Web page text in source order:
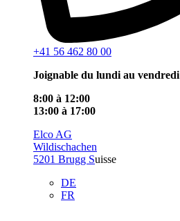
+41 56 462 80 00
Joignable du lundi au vendredi
8:00 à 12:00
13:00 à 17:00
Elco AG
Wildischachen
5201 Brugg Suisse
DE
FR